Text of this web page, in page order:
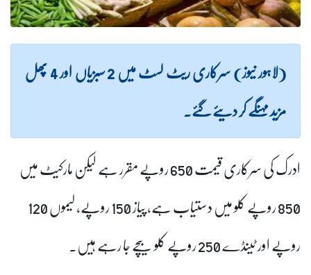
(لاہور نیوز) سرکاری ریٹ لسٹ میں 2 سبزیاں اور 4 پھل
مزید مہنگے کر دیئے گئے۔
ادرک کی سرکاری قیمت 650 روپے مقرر ہے لیکن مارکیٹ میں
850 روپے کلو میں دستیاب ہے، پیاز 150 روپے، لیموں 120
روپے اور ٹینڈے 250 روپے کلو بیچے جا رہے ہیں۔